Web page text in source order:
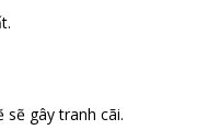
sẽ gây tranh cãi.